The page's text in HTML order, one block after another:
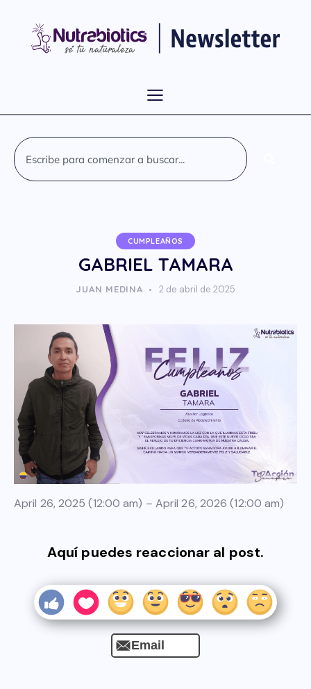
CUMPLEAÑOS
GABRIEL TAMARA
JUAN MEDINA 2 de abril de 2025
April 26, 2025 (12:00 am) – April 26, 2026 (12:00 am)
Aquí puedes reaccionar al post.
Email